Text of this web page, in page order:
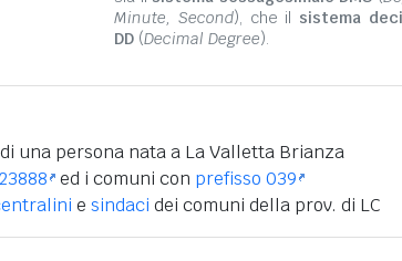
Minute, Second), che il sistema
DD (Decimal Degree).
di una persona nata a La Valletta Brianza
ed i comuni con prefisso 039
e sindaci dei comuni della prov. di LC